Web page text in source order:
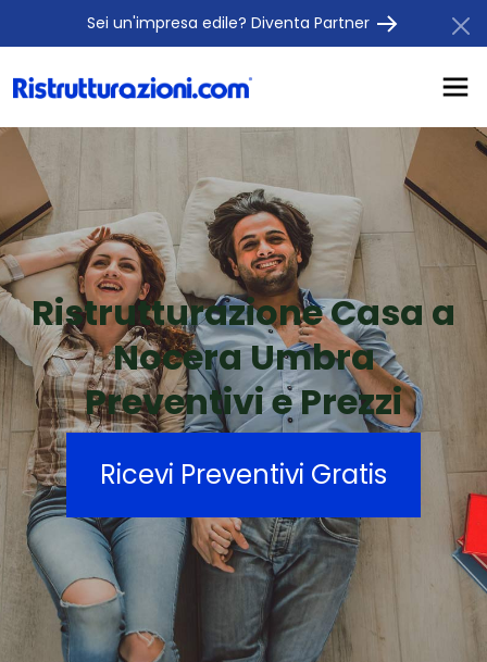
Sei un'impresa edile? Diventa Partner
Ristrutturazione Casa a
Nocera Umbra
Preventivi e Prezzi
Ricevi Preventivi Gratis